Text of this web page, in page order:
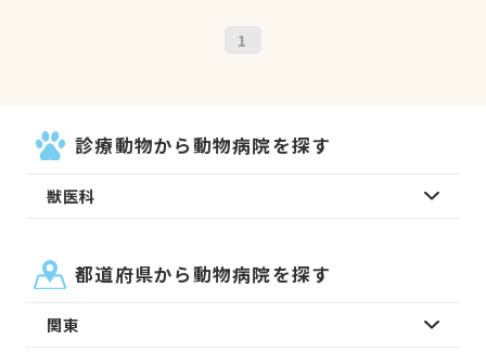
1
診療動物から動物病院を探す
獣医科
都道府県から動物病院を探す
関東